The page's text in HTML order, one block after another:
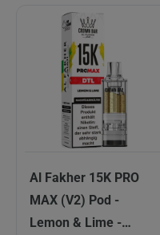
Al Fakher 15K PRO
MAX (V2) Pod -
Lemon & Lime -